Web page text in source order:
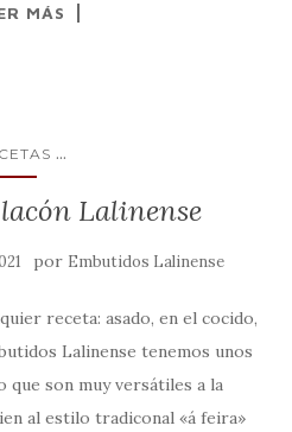
MÁS
...
Lalinense
por Embutidos Lalinense
receta: asado, en el cocido,
Lalinense tenemos unos
que son muy versátiles a la
al estilo tradiconal «á feira»